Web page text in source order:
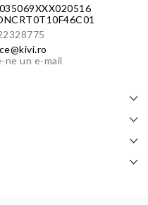
ne un e-mail